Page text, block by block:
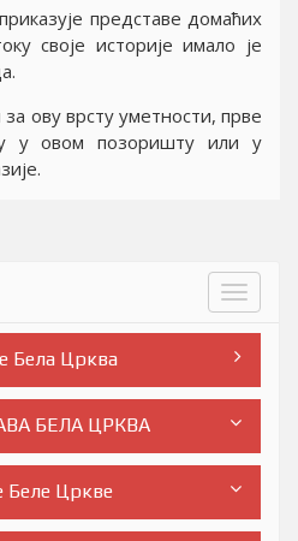
представе домаћих
своје историје имало је
ову врсту уметности, прве
у овом позоришту или у
Toggle
Бела Црква
БЕЛА ЦРКВА
Беле Цркве